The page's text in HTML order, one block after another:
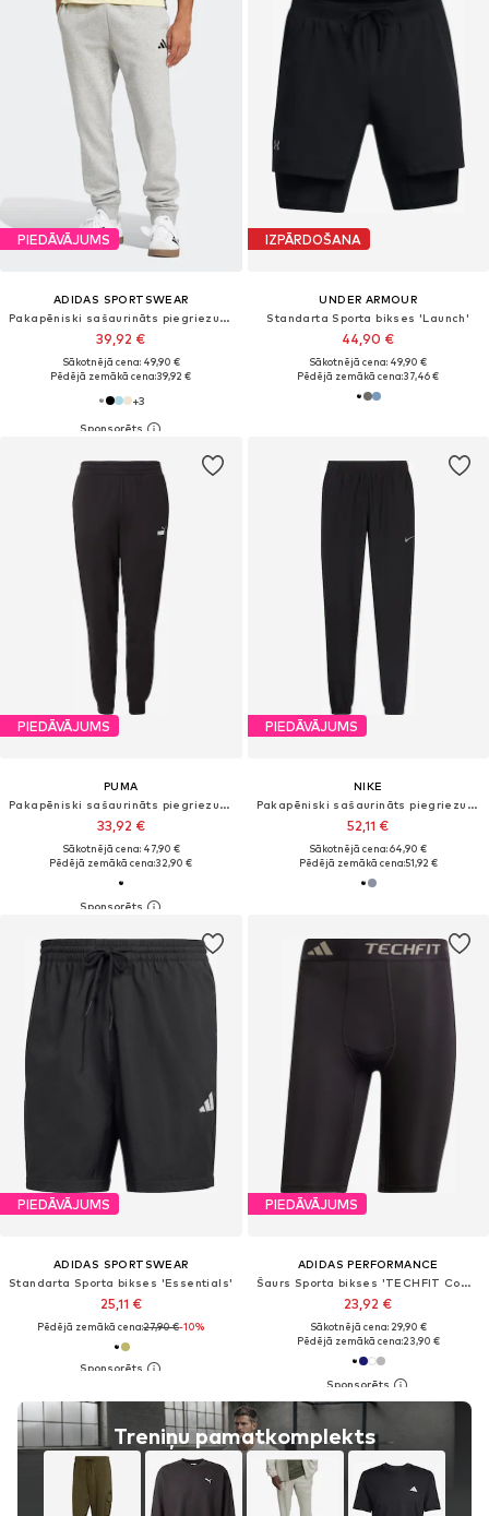
PIEDĀVĀJUMS
ADIDAS SPORTSWEAR
Pakapēniski sašaurināts piegriezums Sporta bikses 'Feelcozy'
39,92 €
Sākotnējā cena: 49,90 €
Pēdējā zemākā cena:39,92 €
+3
IZPĀRDOŠANA
UNDER ARMOUR
Standarta Sporta bikses 'Launch'
44,90 €
Sākotnējā cena: 49,90 €
Pēdējā zemākā cena:37,46 €
PIEDĀVĀJUMS
PUMA
Pakapēniski sašaurināts piegriezums Sporta bikses 'ESS No. 1'
33,92 €
Sākotnējā cena: 47,90 €
Pēdējā zemākā cena:32,90 €
PIEDĀVĀJUMS
NIKE
Pakapēniski sašaurināts piegriezums Sporta bikses 'Form Swoosh'
52,11 €
Sākotnējā cena: 64,90 €
Pēdējā zemākā cena:51,92 €
PIEDĀVĀJUMS
ADIDAS SPORTSWEAR
Standarta Sporta bikses 'Essentials'
25,11 €
Pēdējā zemākā cena:27,90 €-10%
Treniņu pamatkomplekts
PIEDĀVĀJUMS
ADIDAS PERFORMANCE
Šaurs Sporta bikses 'TECHFIT Compression Training Short'
23,92 €
Sākotnējā cena: 29,90 €
Pēdējā zemākā cena:23,90 €